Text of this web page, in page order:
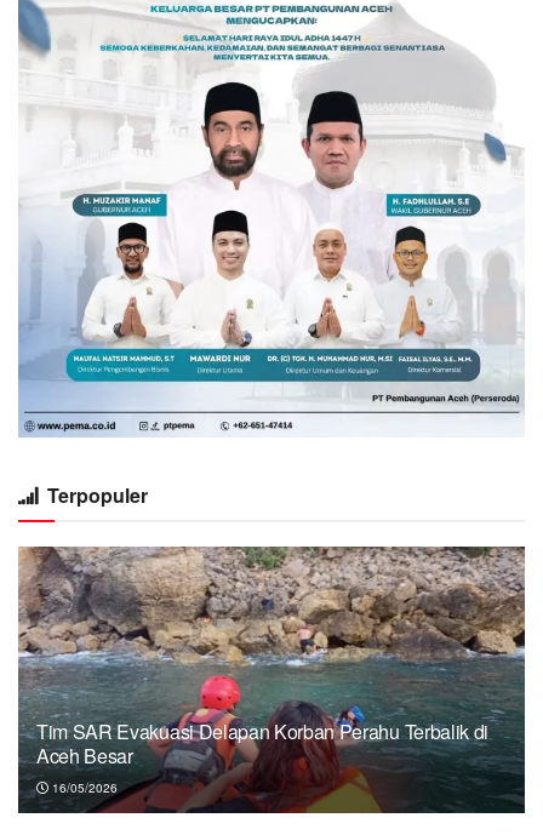
Terpopuler
Tim SAR Evakuasi Delapan Korban Perahu Terbalik di
Aceh Besar
16/05/2026